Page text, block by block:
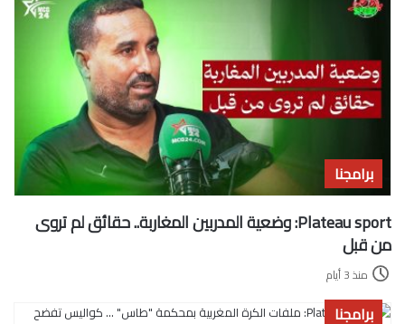
برامجنا
Plateau sport: وضعية المدربين المغاربة.. حقائق لم تروى
من قبل
منذ 3 أيام
برامجنا